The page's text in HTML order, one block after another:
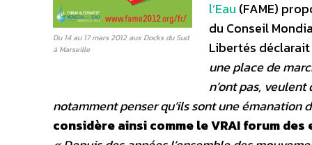
Du 14 au 17 mars 2012 aux Docks du Sud
à Marseille
l’Eau (FAME)
du Conseil
Libertés
une place de
n’ont pas,
notamment penser qu’ils sont une émanation
considère ainsi comme le VRAI forum